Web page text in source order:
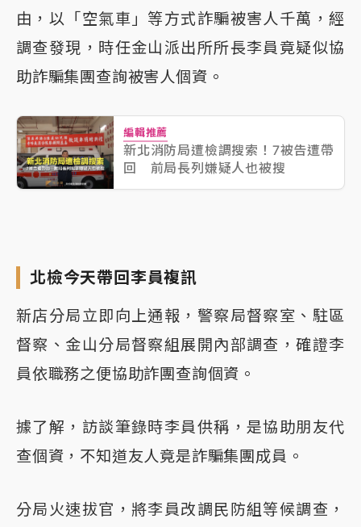
由，以「空氣車」等方式詐騙被害人千萬，經
調查發現，時任金山派出所所長李員竟疑似協
助詐騙集團查詢被害人個資。
編輯推薦
新北消防局遭檢調搜索！7被告遭帶
回 前局長列嫌疑人也被搜
北檢今天帶回李員複訊
新店分局立即向上通報，警察局督察室、駐區
督察、金山分局督察組展開內部調查，確證李
員依職務之便協助詐團查詢個資。
據了解，訪談筆錄時李員供稱，是協助朋友代
查個資，不知道友人竟是詐騙集團成員。
分局火速拔官，將李員改調民防組等候調查，